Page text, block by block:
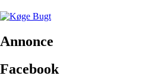
Annonce
Facebook